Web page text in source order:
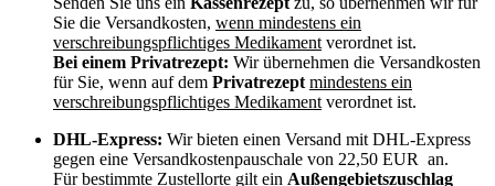
Sie die Versandkosten, wenn mindestens ein
verschreibungspflichtiges Medikamentverordnet ist.
Bei einem Privatrezept: Wir übernehmen die Versandkosten
für Sie, wenn auf dem Privatrezept mindestens ein
verschreibungspflichtiges Medikamentverordnet ist.
DHL-Express: Wir bieten einen Versand mit DHL-Express
gegen eine Versandkostenpauschale von 22,50 EUR an.
Für bestimmte Zustellorte gilt ein Außengebietszuschlag